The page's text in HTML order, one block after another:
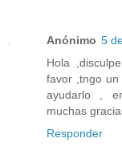
Anónimo 5
Hola
favor ,tngo
ayudarlo ,
muchas
Responder